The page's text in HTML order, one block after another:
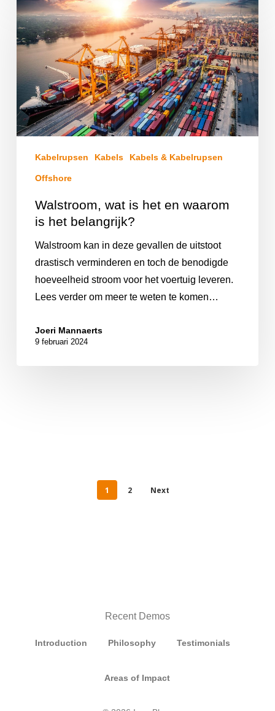
Kabelrupsen Kabels Kabels & Kabelrupsen
Offshore
Walstroom, wat is het en waarom
is het belangrijk?
Walstroom kan in deze gevallen de uitstoot
drastisch verminderen en toch de benodigde
hoeveelheid stroom voor het voertuig leveren.
Lees verder om meer te weten te komen…
Joeri Mannaerts
9 februari 2024
1 2 Next
Recent Demos
Introduction Philosophy Testimonials
Areas of Impact